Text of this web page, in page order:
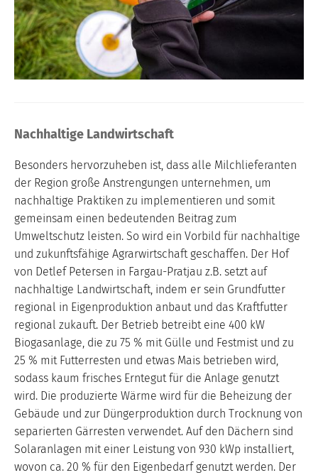
Nachhaltige Landwirtschaft
Besonders hervorzuheben ist, dass alle Milchlieferanten
der Region große Anstrengungen unternehmen, um
nachhaltige Praktiken zu implementieren und somit
gemeinsam einen bedeutenden Beitrag zum
Umweltschutz leisten. So wird ein Vorbild für nachhaltige
und zukunftsfähige Agrarwirtschaft geschaffen. Der Hof
von Detlef Petersen in Fargau-Pratjau z.B. setzt auf
nachhaltige Landwirtschaft, indem er sein Grundfutter
regional in Eigenproduktion anbaut und das Kraftfutter
regional zukauft. Der Betrieb betreibt eine 400 kW
Biogasanlage, die zu 75 % mit Gülle und Festmist und zu
25 % mit Futterresten und etwas Mais betrieben wird,
sodass kaum frisches Erntegut für die Anlage genutzt
wird. Die produzierte Wärme wird für die Beheizung der
Gebäude und zur Düngerproduktion durch Trocknung von
separierten Gärresten verwendet. Auf den Dächern sind
Solaranlagen mit einer Leistung von 930 kWp installiert,
wovon ca. 20 % für den Eigenbedarf genutzt werden. Der